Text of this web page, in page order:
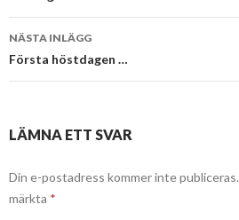
NÄSTA INLÄGG
Första höstdagen …
LÄMNA ETT SVAR
Din e-postadress kommer inte publiceras.
märkta *